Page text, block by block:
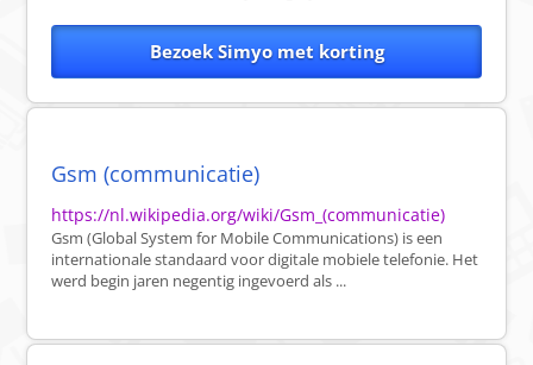
Bezoek Simyo met korting
Gsm (communicatie)
https://nl.wikipedia.org/wiki/Gsm_(communicatie)
Gsm (Global System for Mobile Communications) is een
internationale standaard voor digitale mobiele telefonie. Het
werd begin jaren negentig ingevoerd als ...